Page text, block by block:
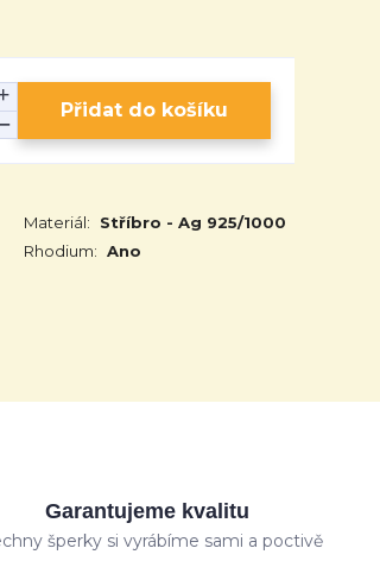
Přidat do košíku
Materiál:
Stříbro - Ag 925/1000
Rhodium: Ano
Garantujeme kvalitu
šperky si vyrábíme sami a poctivě